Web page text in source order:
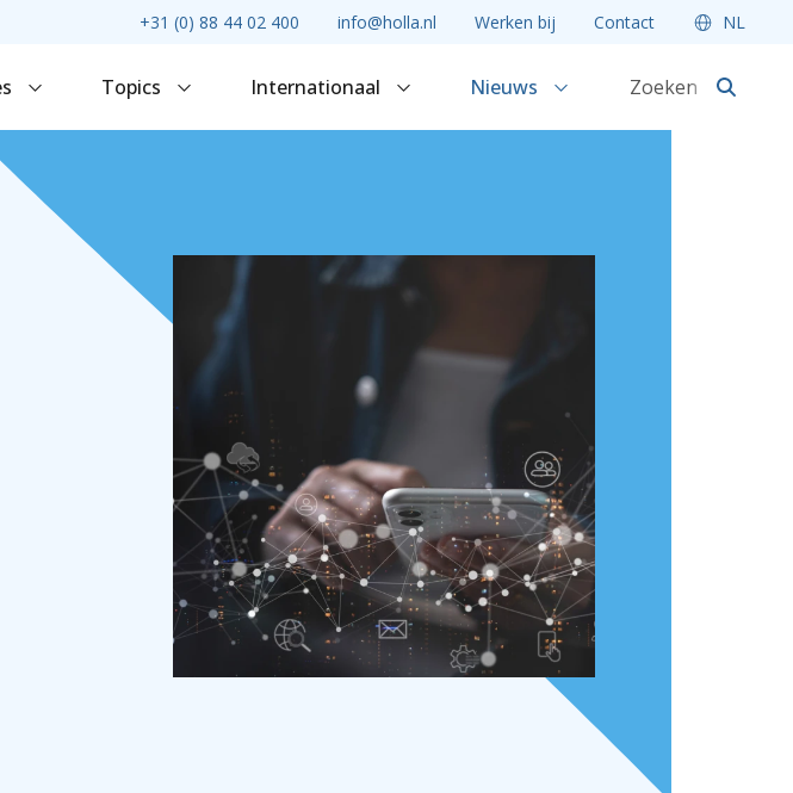
+31 (0) 88 44 02 400 info@holla.nl Werken bij Contact NL
Topics Internationaal Nieuws